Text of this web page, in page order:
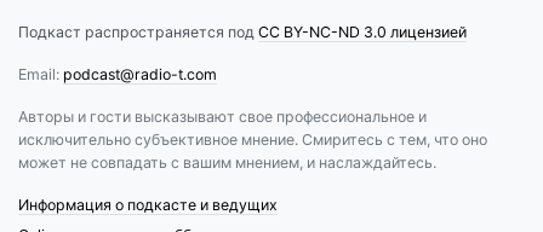
Подкаст распространяется под CC BY-NC-ND 3.0 лицензией
Email: podcast@radio-t.com
Авторы и гости высказывают свое профессиональное и
исключительно субъективное мнение. Смиритесь с тем, что оно
может не совпадать с вашим мнением, и наслаждайтесь.
Информация о подкасте и ведущих